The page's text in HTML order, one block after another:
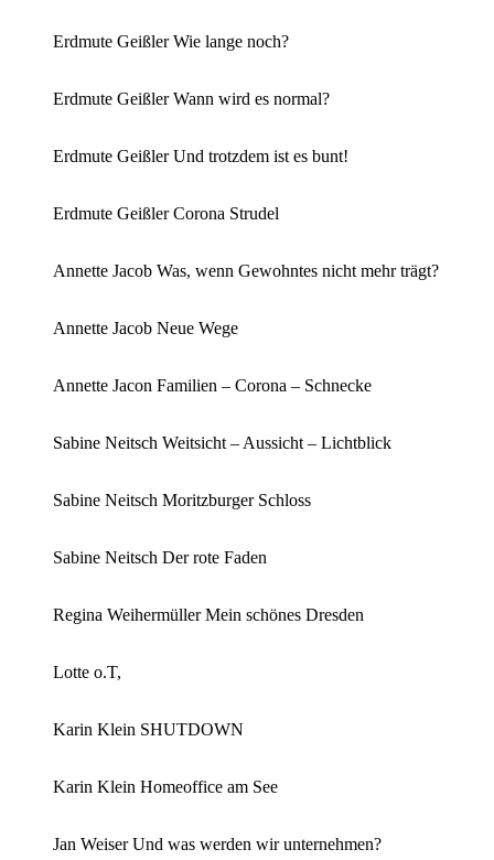
Erdmute Geißler Wie lange noch?
Erdmute Geißler Wann wird es normal?
Erdmute Geißler Und trotzdem ist es bunt!
Erdmute Geißler Corona Strudel
Annette Jacob Was, wenn Gewohntes nicht mehr trägt?
Annette Jacob Neue Wege
Annette Jacon Familien – Corona – Schnecke
Sabine Neitsch Weitsicht – Aussicht – Lichtblick
Sabine Neitsch Moritzburger Schloss
Sabine Neitsch Der rote Faden
Regina Weihermüller Mein schönes Dresden
Lotte o.T,
Karin Klein SHUTDOWN
Karin Klein Homeoffice am See
Jan Weiser Und was werden wir unternehmen?